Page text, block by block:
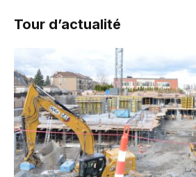
Tour d’actualité